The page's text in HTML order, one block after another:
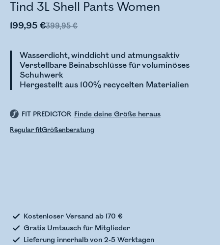
Tind 3L Shell Pants Women
199,95 €399,95 €
Wasserdicht, winddicht und atmungsaktiv
Verstellbare Beinabschlüsse für voluminöses
Schuhwerk
Hergestellt aus 100% recycelten Materialien
FIT PREDICTOR Finde deine Größe heraus
Regular fitGrößenberatung
Kostenloser Versand ab 170 €
Gratis Umtausch für Mitglieder
Lieferung innerhalb von 2-5 Werktagen